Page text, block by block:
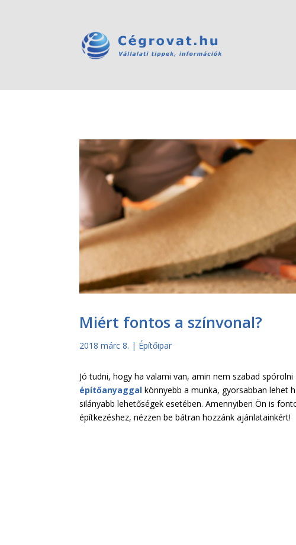
Miért fontos a színvonal?
2018 márc 8. | Építőipar
Jó tudni, hogy ha valami van, amin nem szabad
építőanyaggal könnyebb a munka, gyorsabban lehet
silányabb lehetőségek esetében. Amennyiben Ön is
építkezéshez, nézzen be bátran hozzánk ajánlatainkért!